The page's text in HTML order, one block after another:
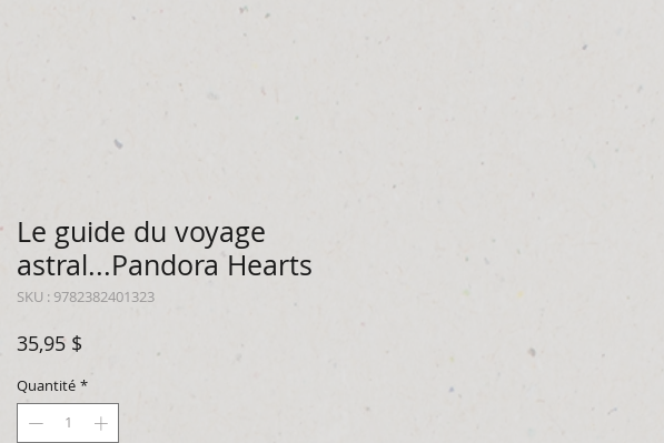
Le guide du voyage
astral...Pandora Hearts
SKU : 9782382401323
35,95 $
Quantité *